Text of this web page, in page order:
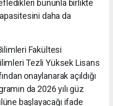
bununla birlikte
daha da
Fakültesi
Tezli Yüksek Lisans
onaylanarak açıldığı
da 2026 yılı güz
başlayacağı ifade